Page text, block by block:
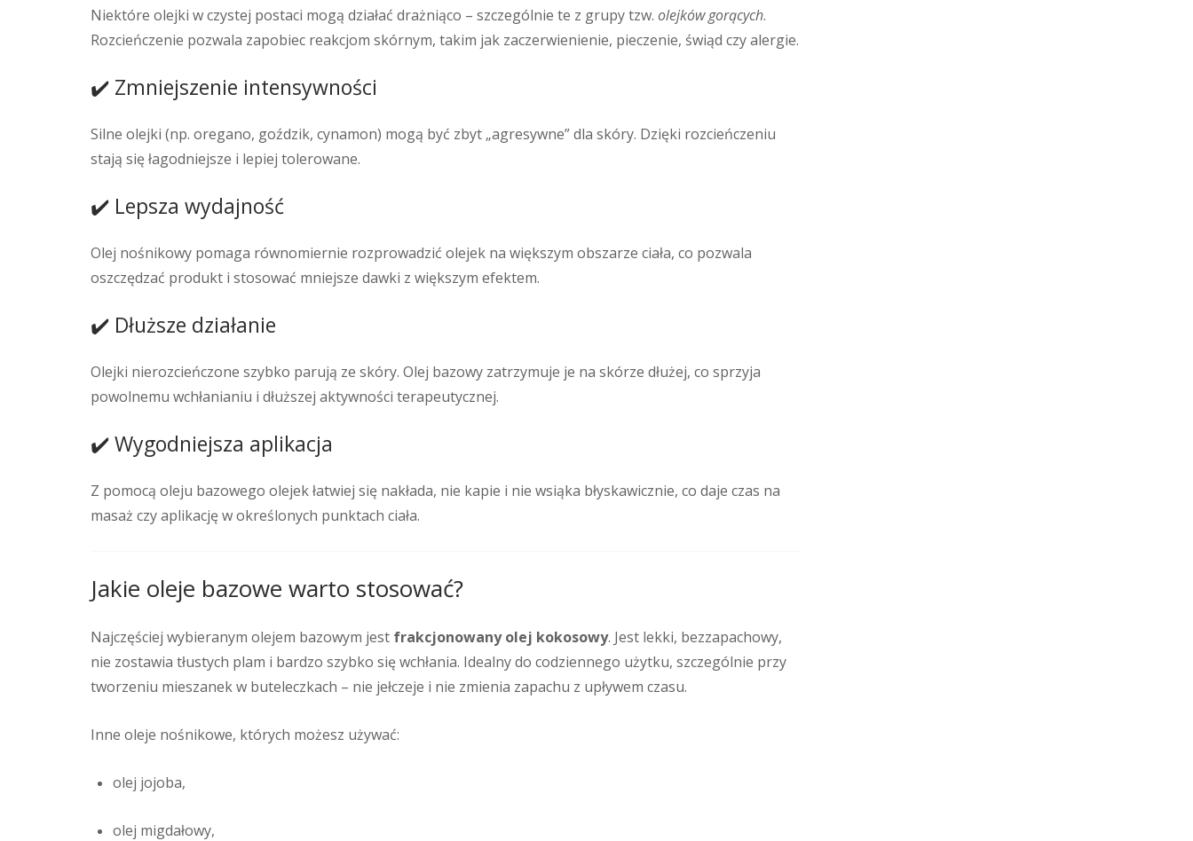
Niektóre olejki w czystej postaci mogą działać drażniąco – szczególnie te z grupy tzw. olejków gorących.
Rozcieńczenie pozwala zapobiec reakcjom skórnym, takim jak zaczerwienienie, pieczenie, świąd czy alergie.
✔️ Zmniejszenie intensywności
Silne olejki (np. oregano, goździk, cynamon) mogą być zbyt „agresywne” dla skóry. Dzięki rozcieńczeniu
stają się łagodniejsze i lepiej tolerowane.
✔️ Lepsza wydajność
Olej nośnikowy pomaga równomiernie rozprowadzić olejek na większym obszarze ciała, co pozwala
oszczędzać produkt i stosować mniejsze dawki z większym efektem.
✔️ Dłuższe działanie
Olejki nierozcieńczone szybko parują ze skóry. Olej bazowy zatrzymuje je na skórze dłużej, co sprzyja
powolnemu wchłanianiu i dłuższej aktywności terapeutycznej.
✔️ Wygodniejsza aplikacja
Z pomocą oleju bazowego olejek łatwiej się nakłada, nie kapie i nie wsiąka błyskawicznie, co daje czas na
masaż czy aplikację w określonych punktach ciała.
Jakie oleje bazowe warto stosować?
Najczęściej wybieranym olejem bazowym jest frakcjonowany olej kokosowy. Jest lekki, bezzapachowy,
nie zostawia tłustych plam i bardzo szybko się wchłania. Idealny do codziennego użytku, szczególnie przy
tworzeniu mieszanek w buteleczkach – nie jełczeje i nie zmienia zapachu z upływem czasu.
Inne oleje nośnikowe, których możesz używać:
olej jojoba,
olej migdałowy,